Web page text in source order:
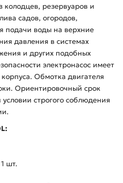
резервуаров и
садов, огородов,
подачи воды на верхние
давления в системах
и других подобных
электронасос имеет
Обмотка двигателя
Ориентировочный срок
строгого соблюдения
шт.